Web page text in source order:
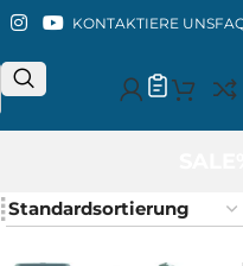
KONTAKTIERE UNS